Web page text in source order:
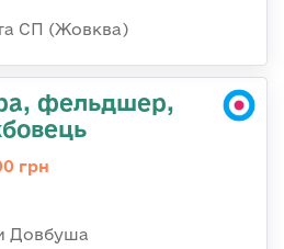
СП (Жовква)
фельдшер,
грн
Довбуша